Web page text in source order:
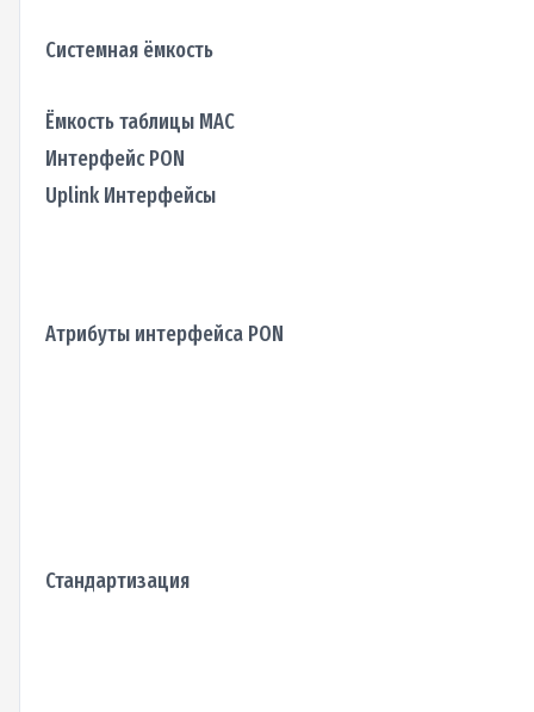
Системная ёмкость
Ёмкость таблицы MAC
Интерфейс PON
Uplink Интерфейсы
Атрибуты интерфейса PON
Стандартизация